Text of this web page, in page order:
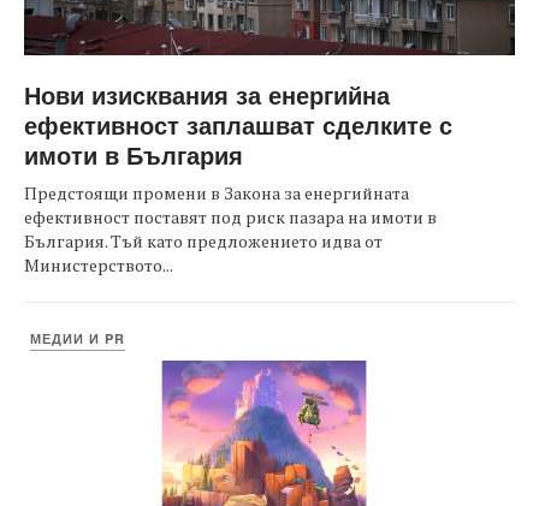
Нови изисквания за енергийна
ефективност заплашват сделките с
имоти в България
Предстоящи промени в Закона за енергийната
ефективност поставят под риск пазара на имоти в
България. Тъй като предложението идва от
Министерството...
МЕДИИ И PR